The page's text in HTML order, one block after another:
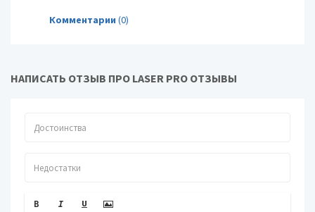
Комментарии (0)
НАПИСАТЬ ОТЗЫВ ПРО LASER PRO ОТЗЫВЫ